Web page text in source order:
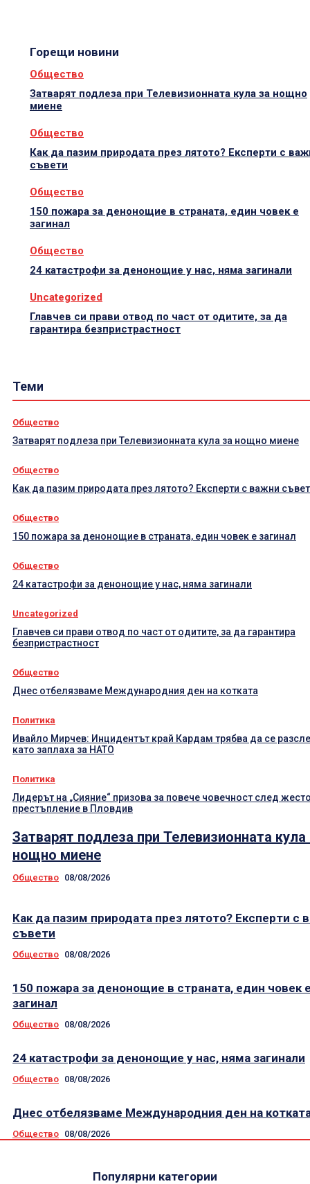
Горещи новини
Общество
Затварят подлеза при Телевизионната кула за нощно
миене
Общество
Как да пазим природата през лятото? Експерти с
съвети
Общество
150 пожара за денонощие в страната, един човек е
загинал
Общество
24 катастрофи за денонощие у нас, няма загинали
Uncategorized
Главчев си прави отвод по част от одитите, за да
гарантира безпристрастност
Теми
Общество
Затварят подлеза при Телевизионната кула за нощно миене
Общество
Как да пазим природата през лятото? Експерти с важни
Общество
150 пожара за денонощие в страната, един човек е загинал
Общество
24 катастрофи за денонощие у нас, няма загинали
Uncategorized
Главчев си прави отвод по част от одитите, за да гарантира
безпристрастност
Общество
Днес отбелязваме Международния ден на котката
Политика
Ивайло Мирчев: Инцидентът край Кардам трябва да се
като заплаха за НАТО
Политика
Лидерът на „Сияние“ призова за повече човечност след
престъпление в Пловдив
Затварят подлеза при Телевизионната кула
нощно миене
Общество 08/08/2026
Как да пазим природата през лятото? Експерти с
съвети
Общество 08/08/2026
150 пожара за денонощие в страната, един човек
загинал
Общество 08/08/2026
24 катастрофи за денонощие у нас, няма загинали
Общество 08/08/2026
Днес отбелязваме Международния ден на
Общество 08/08/2026
Популярни категории